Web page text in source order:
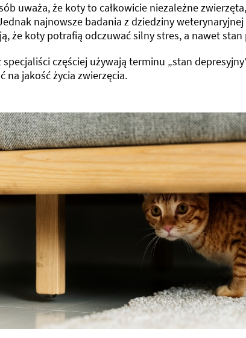
uważa, że koty to całkowicie niezależne
najnowsze badania z dziedziny
że koty potrafią odczuwać silny stres, a nawet
specjaliści częściej używają terminu „stan
na jakość życia zwierzęcia.